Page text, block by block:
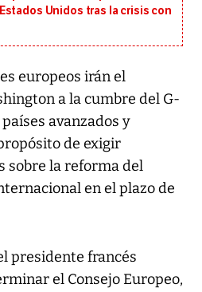
Unidos tras la crisis con
europeos irán el
a la cumbre del G-
avanzados y
de exigir
sobre la reforma del
en el plazo de
presidente francés
el Consejo Europeo,